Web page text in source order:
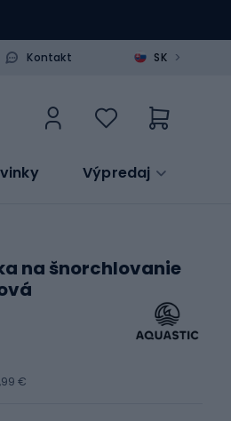
Kontakt SK >
Výpredaj
na šnorchlovanie
€